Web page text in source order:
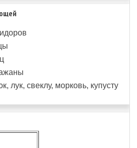
лук, свеклу, морковь, купусту